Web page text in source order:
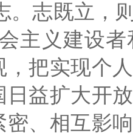
。志既立，
主义建设
，把实现个
日益扩大开
密、相互影